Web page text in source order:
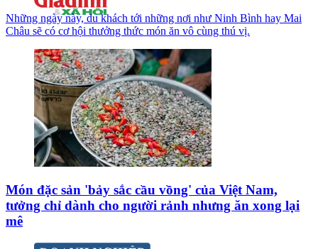
Những ngày này, du khách tới những nơi như Ninh Bình hay Mai
Châu sẽ có cơ hội thưởng thức món ăn vô cùng thú vị.
Món đặc sản 'bảy sắc cầu vồng' của Việt Nam,
tưởng chỉ dành cho người rảnh nhưng ăn xong lại
mê